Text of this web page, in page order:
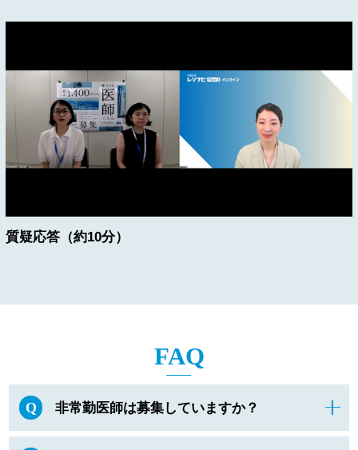
質疑応答（約10分）
FAQ
Q 非常勤医師は募集していますか？